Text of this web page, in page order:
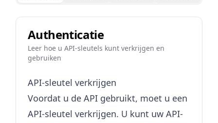
Authenticatie
Leer hoe u API-sleutels kunt verkrijgen en
gebruiken
API-sleutel verkrijgen
Voordat u de API gebruikt, moet u een
API-sleutel verkrijgen. U kunt uw API-